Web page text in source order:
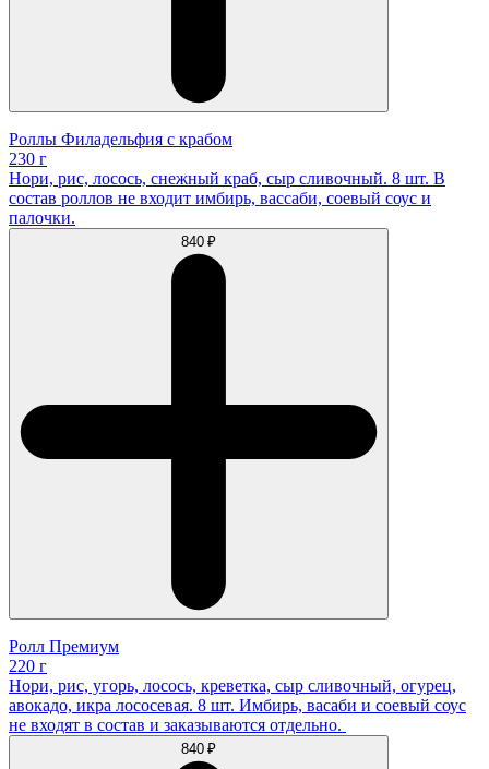
Роллы Филадельфия с крабом
230 г
Нори, рис, лосось, снежный краб, сыр сливочный. 8 шт. В
состав роллов не входит имбирь, вассаби, соевый соус и
палочки.
840 ₽
Ролл Премиум
220 г
Нори, рис, угорь, лосось, креветка, сыр сливочный, огурец,
авокадо, икра лососевая. 8 шт. Имбирь, васаби и соевый соус
не входят в состав и заказываются отдельно.
840 ₽